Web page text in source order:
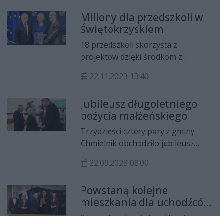
i Nadleśnictwo Chmielnik.
zasadniczą, umożliwiającą
przystąpienie do kolejnych etapów
przygotowań. Główna typowana
lokalizacja znajduje się w gminie
Chmielnik. Utworzono więc stoisko
informacyjne na rynku.
Miliony dla przedszkoli w
Świętokrzyskiem
18 przedszkoli skorzysta z
projektów dzięki środkom z
Fundusze Europejskie dla
22.11.2023 13:40
Jubileusz długoletniego
pożycia małżeńskiego
Trzydzieści cztery pary z gminy
Chmielnik obchodziło jubileusz
małżeńskiego. Wśród jubilatów
mogli pochwalić się Państwo
Honorata i Bolesław Kulpińscy z
22.09.2023 08:00
Powstaną kolejne
mieszkania dla uchodźców